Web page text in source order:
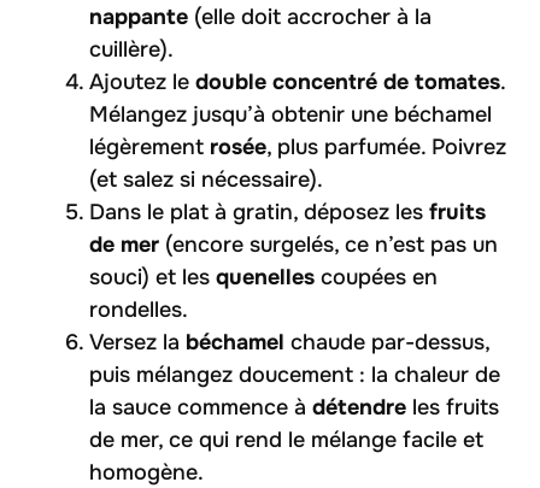
nappante (elle doit accrocher à la
cuillère).
Ajoutez le double concentré de tomates.
Mélangez jusqu’à obtenir une béchamel
légèrement rosée, plus parfumée. Poivrez
(et salez si nécessaire).
Dans le plat à gratin, déposez les fruits
de mer (encore surgelés, ce n’est pas un
souci) et les quenelles coupées en
rondelles.
Versez la béchamel chaude par-dessus,
puis mélangez doucement : la chaleur de
la sauce commence à détendre les fruits
de mer, ce qui rend le mélange facile et
homogène.